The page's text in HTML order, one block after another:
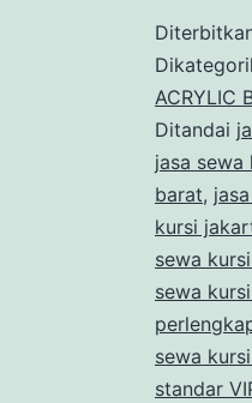
ACRYLIC
Ditandai
jasa
barat,
kursi
sewa
sewa
sewa
standar